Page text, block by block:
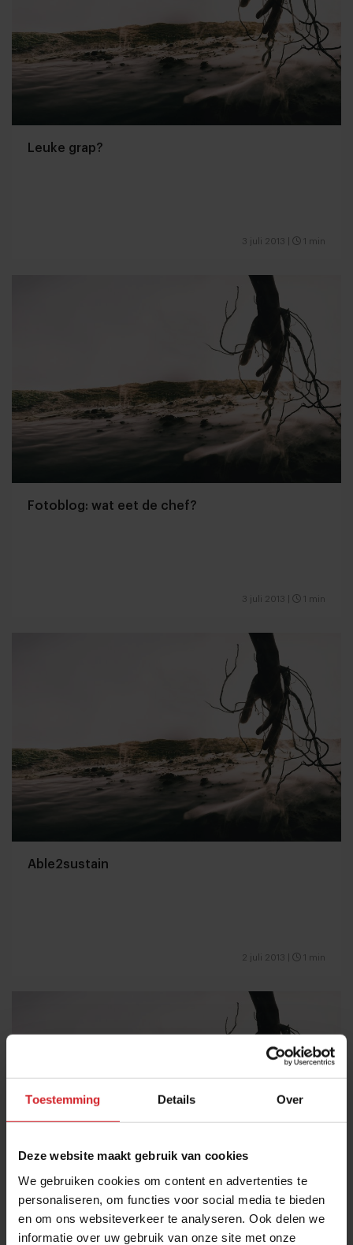
Toestemming Details Over
Deze website maakt gebruik van cookies
We gebruiken cookies om content en advertenties te
personaliseren, om functies voor social media te bieden
en om ons websiteverkeer te analyseren. Ook delen we
informatie over uw gebruik van onze site met onze
Leuke grap?
3 juli 2013 1 min
Fotoblog: wat eet de chef?
3 juli 2013 1 min
Able2sustain
2 juli 2013 1 min
Hotspots Wenen